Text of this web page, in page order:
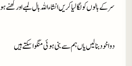
سر کے بالوں کو لگا لیا کریں انشاءاللہ بال لمبے اور
دوا خود بنا لیں یاں ہم سے بنی ہوئی منگوا سکتے ہیں